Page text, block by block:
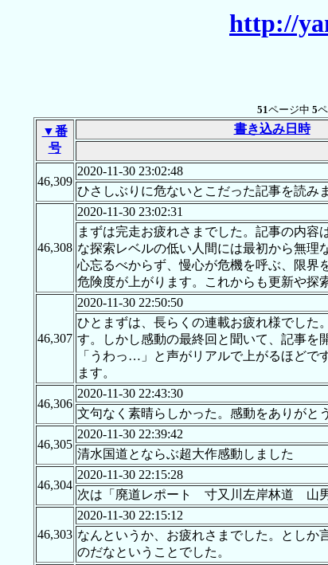
http://
51ページ中 5
▼番
号
書き込み日時
46,309
2020-11-30 23:02:48
ひさしぶりに危ないとこだった記事を読み
46,308
2020-11-30 23:02:31
まずは完走お疲れさまでした。記事の内
な探索レベルの低い人間には最初から無理
心忘るべからず、慢心が危機を呼ぶ、限界
危険度が上がります。これからも更新や探
46,307
2020-11-30 22:50:50
ひとまずは、長らくの連載お疲れ様でした
す。しかし感動の最終回と聞いて、記事
「うわっ…」と声がリアルで上がるほどで
ます。
46,306
2020-11-30 22:43:30
文句なく素晴らしかった。感動をありがとう
46,305
2020-11-30 22:39:42
清水国道とならぶ超大作感動しました
46,304
2020-11-30 22:15:28
次は「廃道レポート 寸又川左岸林道 山
46,303
2020-11-30 22:15:12
なんというか、お疲れさまでした。としか
のだなということでした。